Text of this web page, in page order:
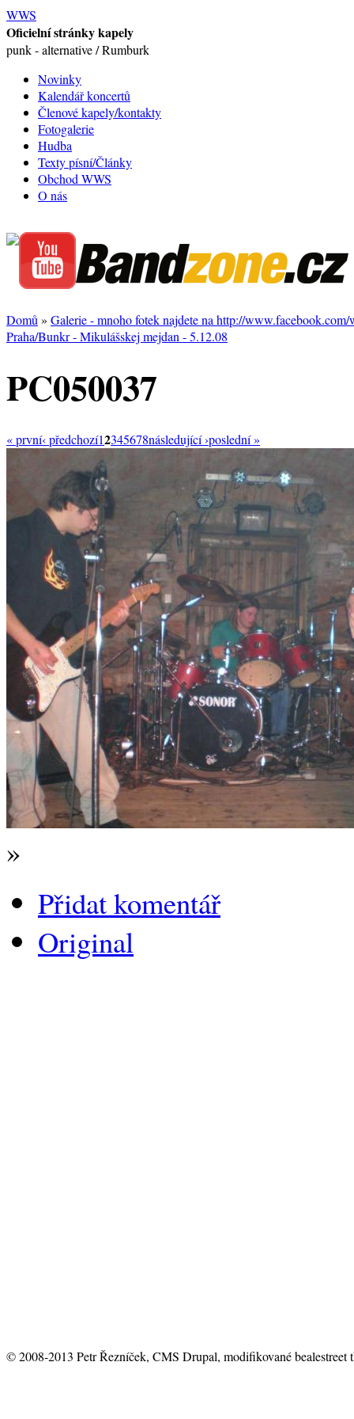
WWS
Oficielní stránky kapely
punk - alternative / Rumburk
Novinky
Kalendář koncertů
Členové kapely/kontakty
Fotogalerie
Hudba
Texty písní/Články
Obchod WWS
O nás
Domů » Galerie - mnoho fotek najdete na http://www.facebook.com/
Praha/Bunkr - Mikulášskej mejdan - 5.12.08
PC050037
« první‹ předchozí12345678následující ›poslední »
»
Přidat komentář
Original
© 2008-2013 Petr Řezníček, CMS Drupal, modifikované bealestreet